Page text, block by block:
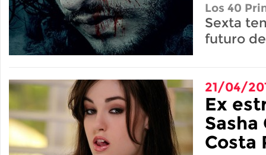
Los 40
Sexta
futuro
21/04/
Ex
Sasha
Costa